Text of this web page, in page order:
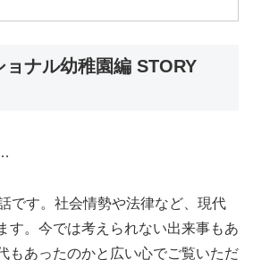
ョナル幼稚園編 STORY
です。社会情勢や法律など、現代
す。今では考えられない出来事もあ
もあったのかと広い心でご覧いただ